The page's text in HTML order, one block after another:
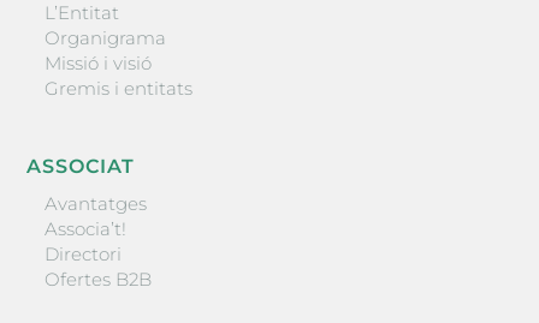
L’Entitat
Organigrama
Missió i visió
Gremis i entitats
ASSOCIAT
Avantatges
Associa’t!
Directori
Ofertes B2B